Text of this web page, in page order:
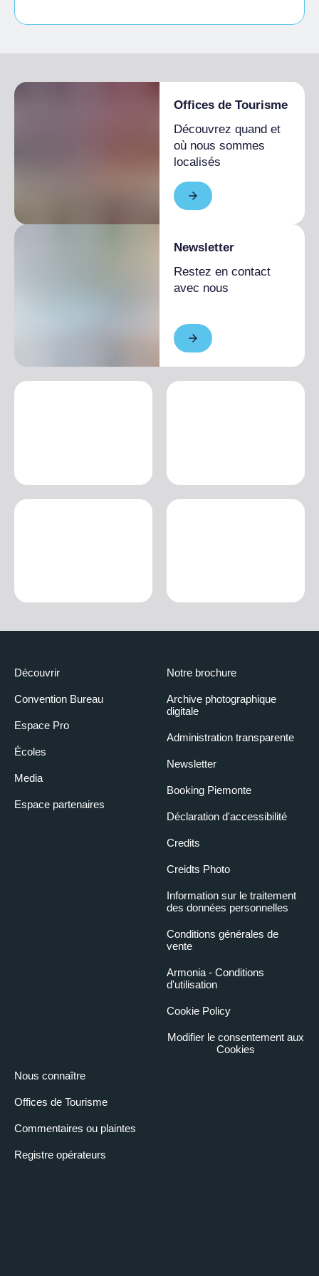
Offices de Tourisme
Découvrez quand et
où nous sommes
localisés
Newsletter
Restez en contact
avec nous
Découvrir
Convention Bureau
Espace Pro
Écoles
Media
Espace partenaires
Nous connaître
Offices de Tourisme
Commentaires ou plaintes
Registre opérateurs
Notre brochure
Archive photographique
digitale
Administration transparente
Newsletter
Booking Piemonte
Déclaration d'accessibilité
Credits
Creidts Photo
Information sur le traitement
des données personnelles
Conditions générales de
vente
Armonia - Conditions
d'utilisation
Cookie Policy
Modifier le consentement aux
Cookies